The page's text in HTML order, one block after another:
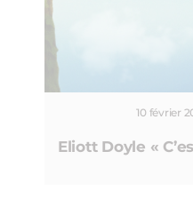
10 février
Eliott Doyle «